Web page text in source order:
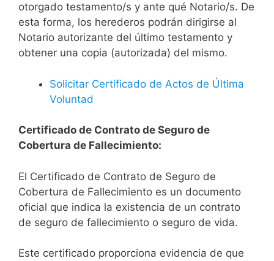
otorgado testamento/s y ante qué Notario/s. De
esta forma, los herederos podrán dirigirse al
Notario autorizante del último testamento y
obtener una copia (autorizada) del mismo.
Solicitar Certificado de Actos de Última
Voluntad
Certificado de Contrato de Seguro de
Cobertura de Fallecimiento:
El Certificado de Contrato de Seguro de
Cobertura de Fallecimiento es un documento
oficial que indica la existencia de un contrato
de seguro de fallecimiento o seguro de vida.
Este certificado proporciona evidencia de que